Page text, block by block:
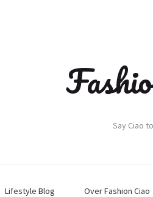
Say Ciao
Lifestyle Blog Over Fashion Ciao